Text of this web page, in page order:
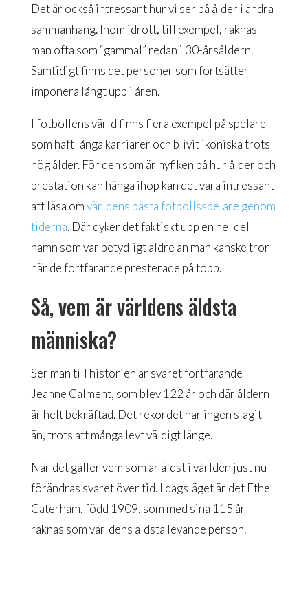
Det är också intressant hur vi ser på ålder i andra
sammanhang. Inom idrott, till exempel, räknas
man ofta som “gammal” redan i 30-årsåldern.
Samtidigt finns det personer som fortsätter
imponera långt upp i åren.
I fotbollens värld finns flera exempel på spelare
som haft långa karriärer och blivit ikoniska trots
hög ålder. För den som är nyfiken på hur ålder och
prestation kan hänga ihop kan det vara intressant
att läsa omvärldens bästa fotbollsspelare genom
tiderna. Där dyker det faktiskt upp en hel del
namn som var betydligt äldre än man kanske tror
när de fortfarande presterade på topp.
Så, vem är världens äldsta
människa?
Ser man till historien är svaret fortfarande
Jeanne Calment, som blev 122 år och där åldern
är helt bekräftad. Det rekordet har ingen slagit
än, trots att många levt väldigt länge.
När det gäller vem som är äldst i världen just nu
förändras svaret över tid. I dagsläget är det Ethel
Caterham, född 1909, som med sina 115 år
räknas som världens äldsta levande person.